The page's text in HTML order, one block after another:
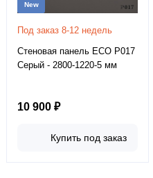
New
Под заказ 8-12 недель
Стеновая панель ECO P017
Серый - 2800-1220-5 мм
10 900 ₽
Купить под заказ